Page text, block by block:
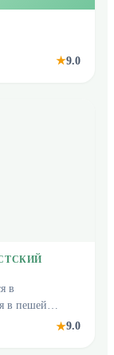
★9.0
в
в пешей
★9.0